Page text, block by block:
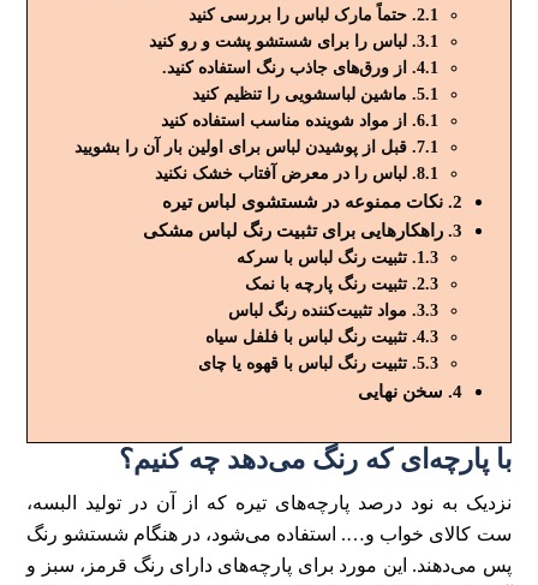
حتماً مارک لباس را بررسی کنید
لباس را برای شستشو پشت و رو کنید
از ورق‌های جاذب رنگ استفاده کنید.
ماشین لباسشویی را تنظیم کنید
از مواد شوینده مناسب استفاده کنید
قبل از پوشیدن لباس برای اولین بار آن را بشویید
لباس را در معرض آفتاب خشک نکنید
نکات ممنوعه در شستشوی لباس تیره
راهکار‌هایی برای تثبیت رنگ لباس مشکی
تثبیت رنگ لباس با سرکه
تثبیت رنگ پارچه با نمک
مواد تثبیت‌کننده رنگ لباس
تثبیت رنگ لباس با فلفل سیاه
تثبیت رنگ لباس با قهوه یا چای
سخن نهایی
با پارچه‌ای که رنگ می‌دهد چه کنیم؟
نزدیک به نود درصد پارچه‌های تیره که از آن در تولید البسه،
ست کالای خواب و…. استفاده می‌شود، در هنگام شستشو رنگ
پس می‌دهند. این مورد برای پارچه‌های دارای رنگ قرمز، سبز و